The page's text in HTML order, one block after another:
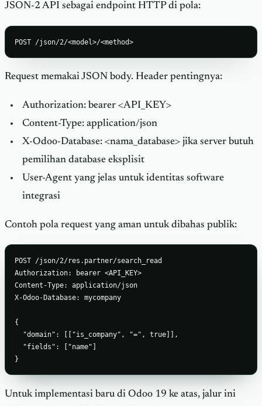
JSON-2 API sebagai endpoint HTTP di pola:
POST /json/2/<model>/<method>
Request memakai JSON body. Header pentingnya:
Authorization: bearer <API_KEY>
Content-Type: application/json
X-Odoo-Database: <nama_database> jika server butuh
pemilihan database eksplisit
User-Agent yang jelas untuk identitas software
integrasi
Contoh pola request yang aman untuk dibahas publik:
POST /json/2/res.partner/search_read
Authorization: bearer <API_KEY>
Content-Type: application/json
X-Odoo-Database: mycompany
{
  "domain": [["is_company", "=", true]],
  "fields": ["name"]
}
Untuk implementasi baru di Odoo 19 ke atas, jalur ini